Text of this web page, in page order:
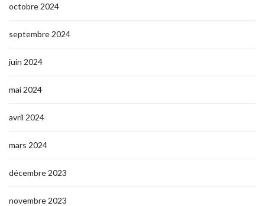
octobre 2024
septembre 2024
juin 2024
mai 2024
avril 2024
mars 2024
décembre 2023
novembre 2023